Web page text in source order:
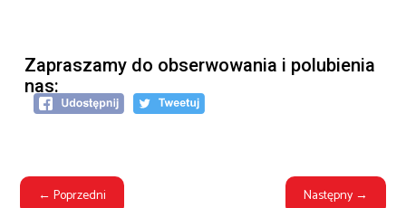
Zapraszamy do obserwowania i polubienia
nas:
←Poprzedni Następny→